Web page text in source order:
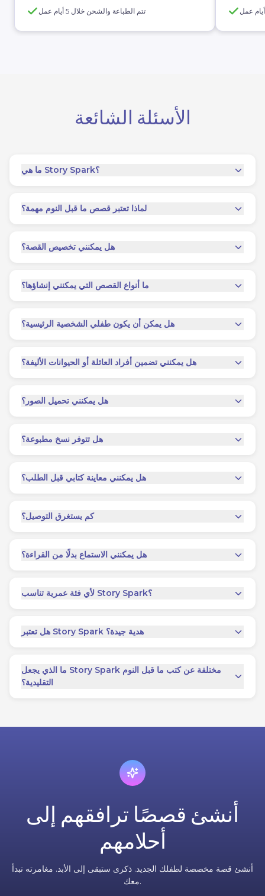
تتم الطباعة والشحن خلال 5 أيام عمل
الأسئلة الشائعة
ما هي Story Spark؟
لماذا تعتبر قصص ما قبل النوم مهمة؟
هل يمكنني تخصيص القصة؟
ما أنواع القصص التي يمكنني إنشاؤها؟
هل يمكن أن يكون طفلي الشخصية الرئيسية؟
هل يمكنني تضمين أفراد العائلة أو الحيوانات الأليفة؟
هل يمكنني تحميل الصور؟
هل تتوفر نسخ مطبوعة؟
هل يمكنني معاينة كتابي قبل الطلب؟
كم يستغرق التوصيل؟
هل يمكنني الاستماع بدلًا من القراءة؟
لأي فئة عمرية تناسب Story Spark؟
هل تعتبر Story Spark هدية جيدة؟
ما الذي يجعل Story Spark مختلفة عن كتب ما قبل النوم
التقليدية؟
أنشئ قصصًا ترافقهم إلى
أحلامهم
أنشئ قصة مخصصة لطفلك الجديد. ذكرى ستبقى إلى الأبد. مغامرته تبدأ
معك.